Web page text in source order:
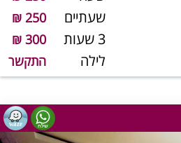
שעתיים 250 ₪
3 שעות 300 ₪
לילה התקשר